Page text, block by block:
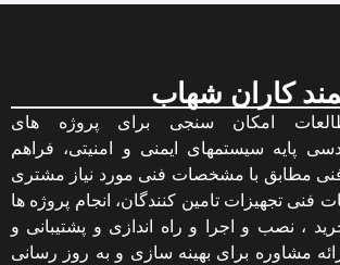
کاران شهاب
امکان سنجی برای پروژه های
پایه سیستمهای ایمنی و امنیتی، فراهم
مطابق با مشخصات فنی مورد نیاز مشتری
تجهیزات تامین کنندگان، انجام پروژه ها
، نصب و اجرا و راه اندازی و پشتیبانی و
مشاوره برای بهینه سازی و به روز رسانی